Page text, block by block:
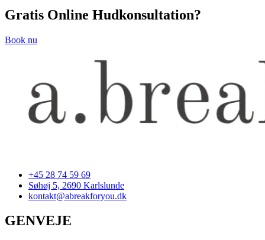
Gratis Online Hudkonsultation?
Book nu
+45 28 74 59 69
Søhøj 5, 2690 Karlslunde
kontakt@abreakforyou.dk
GENVEJE